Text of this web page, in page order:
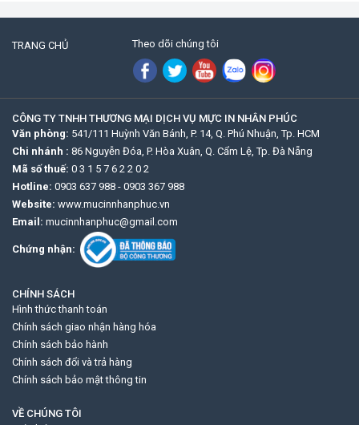
TRANG CHỦ Theo dõi chúng tôi
CÔNG TY TNHH THƯƠNG MẠI DỊCH VỤ MỰC IN NHÂN PHÚC
Văn phòng: 541/111 Huỳnh Văn Bánh, P. 14, Q. Phú Nhuận, Tp. HCM
Chi nhánh : 86 Nguyễn Đóa, P. Hòa Xuân, Q. Cẩm Lệ, Tp. Đà Nẵng
Mã số thuế: 0 3 1 5 7 6 2 2 0 2
Hotline: 0903 637 988 - 0903 367 988
Website: www.mucinnhanphuc.vn
Email: mucinnhanphuc@gmail.com
Chứng nhận:
CHÍNH SÁCH
Hình thức thanh toán
Chính sách giao nhận hàng hóa
Chính sách bảo hành
Chính sách đổi và trả hàng
Chính sách bảo mật thông tin
VỀ CHÚNG TÔI